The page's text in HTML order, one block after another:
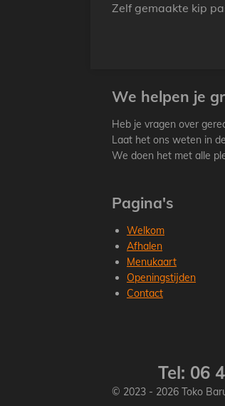
Zelf gemaakte kip
We helpen je
Heb je vragen over
Laat het ons weten in
We doen het met alle
Pagina's
Welkom
Afhalen
Menukaart
Openingstijden
Contact
Tel: 06
© 2023 - 2026 Toko